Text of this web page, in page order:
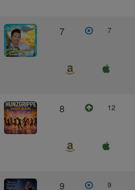
7 7
8 12
9 9